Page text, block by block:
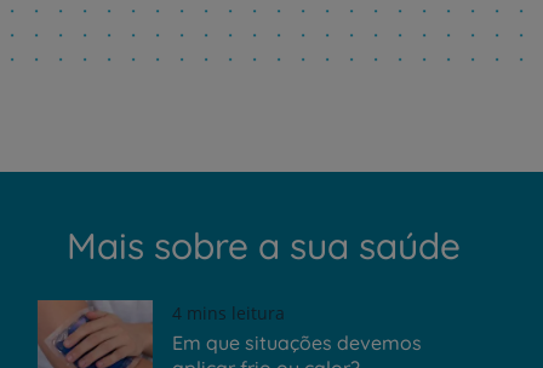
Mais sobre a sua saúde
4 mins leitura
Em que situações devemos